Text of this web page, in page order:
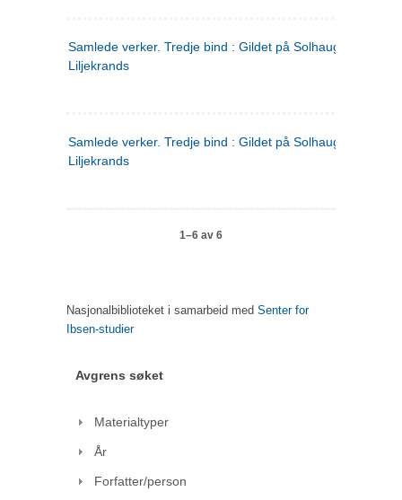
Samlede verker. Tredje bind : Gildet på Solhaug ; Olaf
Liljekrands
Samlede verker. Tredje bind : Gildet på Solhaug ; Olaf
Liljekrands
1–6 av 6
Nasjonalbiblioteket i samarbeid med Senter for
Ibsen-studier
Avgrens søket
Materialtyper
År
Forfatter/person